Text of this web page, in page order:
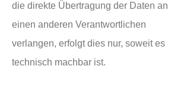
die direkte Übertragung der Daten an
einen anderen Verantwortlichen
verlangen, erfolgt dies nur, soweit es
technisch machbar ist.